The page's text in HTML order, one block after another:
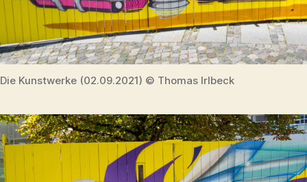
Die Kunstwerke (02.09.2021) © Thomas Irlbeck